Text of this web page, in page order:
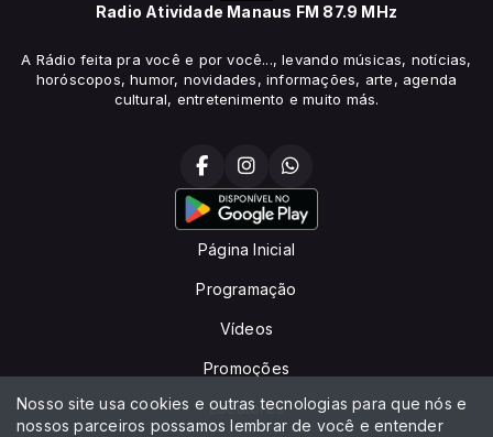
Radio Atividade Manaus FM 87.9 MHz
A Rádio feita pra você e por você..., levando músicas, notícias,
horóscopos, humor, novidades, informações, arte, agenda
cultural, entretenimento e muito más.
Página Inicial
Programação
Vídeos
Promoções
Locutores
Nosso site usa cookies e outras tecnologias para que nós e
nossos parceiros possamos lembrar de você e entender